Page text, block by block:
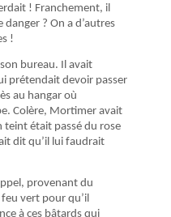
! Franchement, il
danger ? On a d’autres
!
bureau. Il avait
prétendait devoir passer
au hangar où
Colère, Mortimer avait
teint était passé du rose
dit qu’il lui faudrait
provenant du
vert pour qu’il
à ces bâtards qui